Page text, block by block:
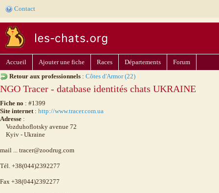
Contact
Accueil Ajouter une fiche Races Départements
Forum
Retour aux professionnels : Côtes d'Armor (22)
NGO Tracer - database identités chats UKRAINE
Fiche no : #1399
Site internet: http://www.tracer.com.ua
Adresse :
Vozduhoflotsky avenue 72
Kyiv - Ukraine
mail ... tracer@zoodrug.com
Tél. +38(044)2392277
Fax +38(044)2392277